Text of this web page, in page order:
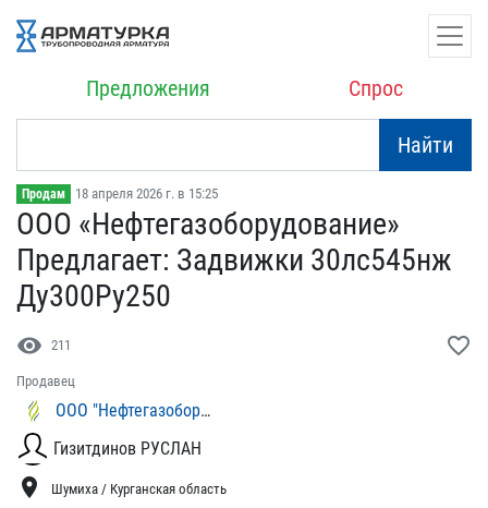
Предложения Спрос
Найти
Продам 18 апреля 2026 г. в 15:25
ООО «Нефтегазоборудовани​е»
Предлагает: Задвижки ​30лс545нж
Ду300Ру250
visibility 211 favorite_border
Продавец
ООО "Нефтегазоборудование"
Гизитдинов РУСЛАН
location_on Шумиха / Курганская область